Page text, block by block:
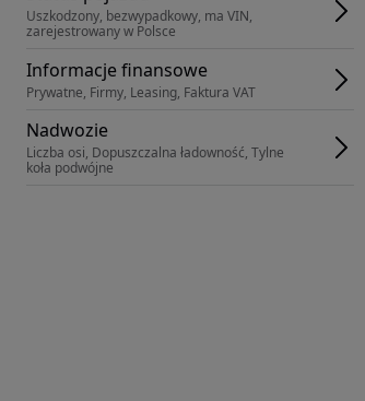
Uszkodzony, bezwypadkowy, ma VIN,
zarejestrowany w Polsce
Informacje finansowe
Prywatne, Firmy, Leasing, Faktura VAT
Nadwozie
Liczba osi, Dopuszczalna ładowność, Tylne
koła podwójne